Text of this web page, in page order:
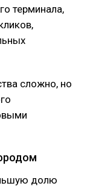
терминала,
сложно, но
долю